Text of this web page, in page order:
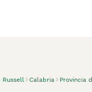
Russell Calabria Provincia